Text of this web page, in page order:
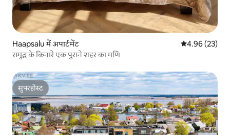
Haapsalu में अपार्टमेंट औसत रेटिंग 5 में
4.96 (23)
समुद्र के किनारे एक पुराने शहर का मणि
सुपरहोस्ट
सुपरहोस्ट